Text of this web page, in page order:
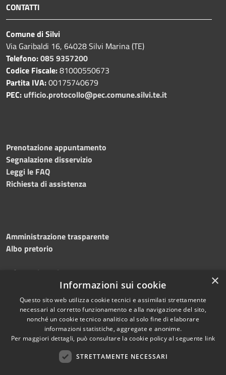
CONTATTI
Comune di Silvi
Via Garibaldi 16, 64028 Silvi Marina (TE)
Telefono:085 9357200
Codice Fiscale:81000550673
Partita IVA:00175740679
PEC: ufficio.protocollo@pec.comune.silvi.te.it
Prenotazione appuntamento
Segnalazione disservizio
Leggi le FAQ
Richiesta di assistenza
Amministrazione trasparente
Albo pretorio
Informativa privacy
Dichiarazione di accessibilità
Copyright © 2026 • Comune di
Silvi • Powered by
×
Informazioni sui cookie
Questo sito web utilizza cookie tecnici e assimilati strettamente
necessari al corretto funzionamento e alla navigazione del sito,
nonché un cookie tecnico analitico al solo fine di elaborare
informazioni statistiche, aggregate e anonime.
Per maggiori dettagli, può consultare la cookie policy al seguente link
STRETTAMENTE NECESSARI